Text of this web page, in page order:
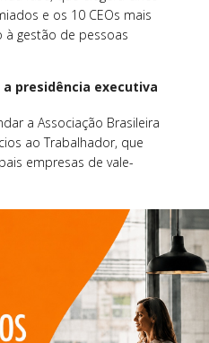
e os 10 CEOs mais
gestão de pessoas
presidência executiva
a Associação Brasileira
ao Trabalhador, que
empresas de vale-